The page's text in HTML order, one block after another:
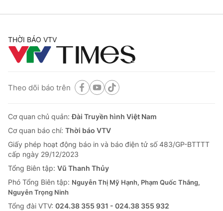
THỜI BÁO VTV
Theo dõi báo trên
Cơ quan chủ quản:Đài Truyền hình Việt Nam
Cơ quan báo chí: Thời báo VTV
Giấy phép hoạt động báo in và báo điện tử số 483/GP-BTTTT
cấp ngày 29/12/2023
Tổng Biên tập: Vũ Thanh Thủy
Phó Tổng Biên tập: Nguyễn Thị Mỹ Hạnh, Phạm Quốc Thắng,
Nguyễn Trọng Ninh
Tổng đài VTV: 024.38 355 931 - 024.38 355 932